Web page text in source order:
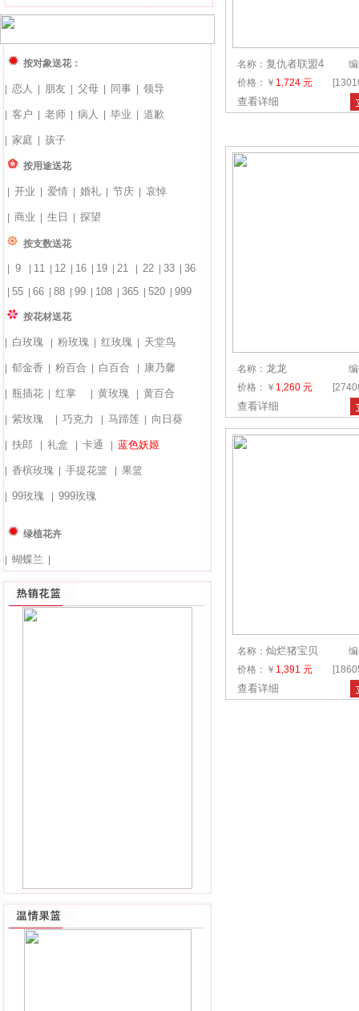
按对象送花：
恋人 朋友 父母 同事 领导
客户 老师 病人 毕业 道歉
家庭 孩子
按用途送花
开业 爱情 婚礼 节庆 哀悼
商业 生日 探望
按支数送花
9 11 12 16 19 21 22 33 36
55 66 88 99 108 365 520 999
按花材送花
白玫瑰 粉玫瑰 红玫瑰 天堂鸟
郁金香 粉百合 白百合 康乃馨
瓶插花 红掌 黄玫瑰 黄百合
紫玫瑰 巧克力 马蹄莲 向日葵
扶郎 礼盒 卡通 蓝色妖姬
香槟玫瑰 手提花篮 果篮
99玫瑰 999玫瑰
绿植花卉
蝴蝶兰
名称： 复仇者联盟4
价格：￥ 1,724 元
查看详细
名称： 龙龙
价格：￥ 1,260 元
查看详细
名称： 灿烂猪宝贝
价格：￥ 1,391 元
查看详细